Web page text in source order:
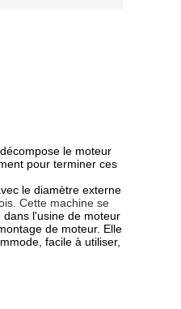
le moteur
pour terminer ces
le diamètre externe
Cette machine se
dans l'usine de moteur
de moteur. Elle
facile à utiliser,